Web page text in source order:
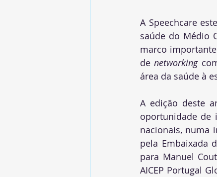
A Speechcare
saúde do Médio
marco
de networking
área da saúde à
A edição deste
oportunidade de
nacionais, numa
pela Embaixada
para Manuel
AICEP Portugal